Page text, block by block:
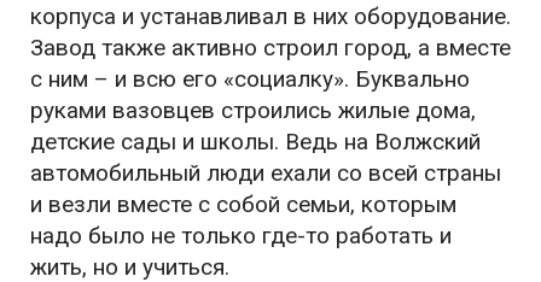
корпуса и устанавливал в них оборудование.
Завод также активно строил город, а вместе
с ним – и всю его «социалку». Буквально
руками вазовцев строились жилые дома,
детские сады и школы. Ведь на Волжский
автомобильный люди ехали со всей страны
и везли вместе с собой семьи, которым
надо было не только где-то работать и
жить, но и учиться.